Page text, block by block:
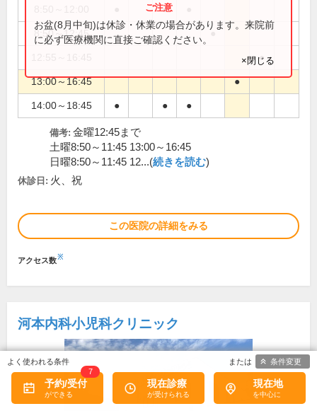
●
8:50～12:45 ●
●
13:00～16:45 ●
14:00～18:45 ● ● ●
お盆(8月中旬)は休診・休業の場合があります。来院前
に必ず医療機関に直接ご確認ください。
×閉じる
備考: 金曜12:45まで
土曜8:50～11:45 13:00～16:45
日曜8:50～11:45 12...(続きを読む)
休診日: 火、祝
この医院の詳細をみる
アクセス数※
河本内科小児科クリニック
予約/受付
7
現在診療 現在地
条件変更